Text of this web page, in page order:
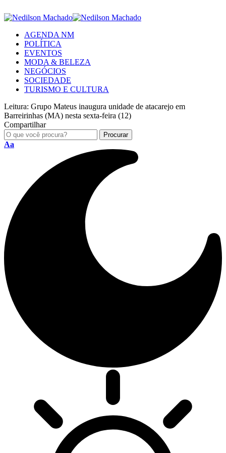
AGENDA NM
POLÍTICA
EVENTOS
MODA & BELEZA
NEGÓCIOS
SOCIEDADE
TURISMO E CULTURA
Leitura: Grupo Mateus inaugura unidade de atacarejo em
Barreirinhas (MA) nesta sexta-feira (12)
Compartilhar
Aa